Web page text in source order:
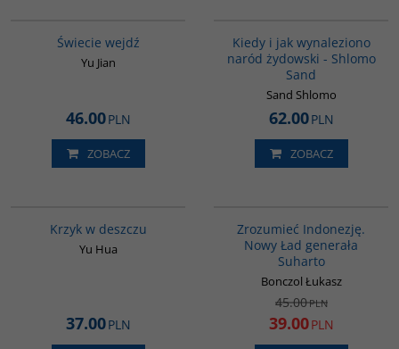
Świecie wejdź
Yu Jian
46.00PLN
ZOBACZ
Kiedy i jak wynaleziono
naród żydowski - Shlomo
Sand
Sand Shlomo
62.00PLN
ZOBACZ
Krzyk w deszczu
Yu Hua
37.00PLN
Zrozumieć Indonezję.
Nowy Ład generała
Suharto
Bonczol Łukasz
45.00PLN
39.00PLN